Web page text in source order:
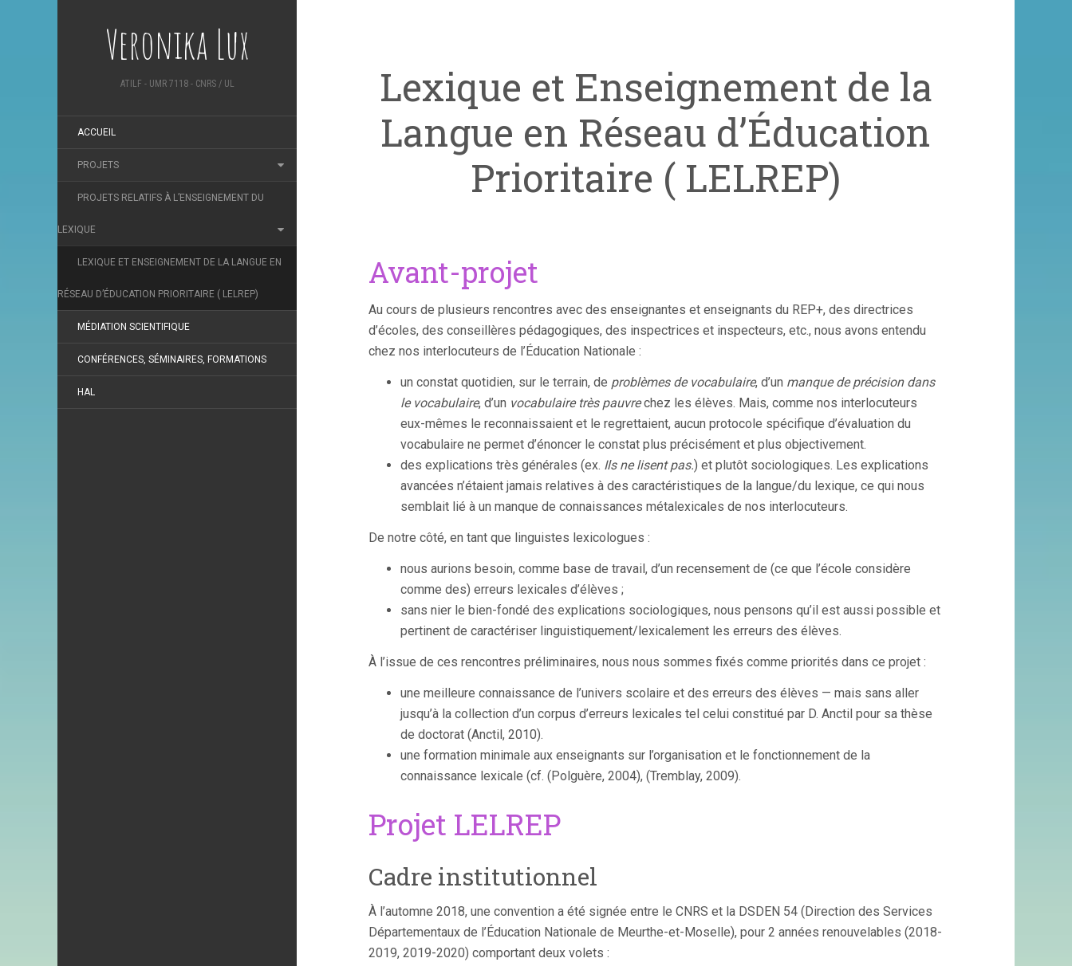
Veronika Lux
ATILF - UMR 7118 - CNRS / UL
ACCUEIL
PROJETS
PROJETS RELATIFS À L’ENSEIGNEMENT DU
LEXIQUE
LEXIQUE ET ENSEIGNEMENT DE LA LANGUE EN
RÉSEAU D’ÉDUCATION PRIORITAIRE ( LELREP)
MÉDIATION SCIENTIFIQUE
CONFÉRENCES, SÉMINAIRES, FORMATIONS
HAL
Lexique et Enseignement de la
Langue en Réseau d’Éducation
Prioritaire ( LELREP)
Avant-projet
Au cours de plusieurs rencontres avec des enseignantes et enseignants du REP+, des directrices
d’écoles, des conseillères pédagogiques, des inspectrices et inspecteurs, etc., nous avons entendu
chez nos interlocuteurs de l’Éducation Nationale :
un constat quotidien, sur le terrain, de problèmes de vocabulaire, d’un manque de précision dans
le vocabulaire, d’un vocabulaire très pauvrechez les élèves. Mais, comme nos interlocuteurs
eux-mêmes le reconnaissaient et le regrettaient, aucun protocole spécifique d’évaluation du
vocabulaire ne permet d’énoncer le constat plus précisément et plus objectivement.
des explications très générales (ex. Ils ne lisent pas.) et plutôt sociologiques. Les explications
avancées n’étaient jamais relatives à des caractéristiques de la langue/du lexique, ce qui nous
semblait lié à un manque de connaissances métalexicales de nos interlocuteurs.
De notre côté, en tant que linguistes lexicologues :
nous aurions besoin, comme base de travail, d’un recensement de (ce que l’école considère
comme des) erreurs lexicales d’élèves ;
sans nier le bien-fondé des explications sociologiques, nous pensons qu’il est aussi possible et
pertinent de caractériser linguistiquement/lexicalement les erreurs des élèves.
À l’issue de ces rencontres préliminaires, nous nous sommes fixés comme priorités dans ce projet :
une meilleure connaissance de l’univers scolaire et des erreurs des élèves — mais sans aller
jusqu’à la collection d’un corpus d’erreurs lexicales tel celui constitué par D. Anctil pour sa thèse
de doctorat (Anctil, 2010).
une formation minimale aux enseignants sur l’organisation et le fonctionnement de la
connaissance lexicale (cf. (Polguère, 2004), (Tremblay, 2009).
Projet LELREP
Cadre institutionnel
À l’automne 2018, une convention a été signée entre le CNRS et la DSDEN 54 (Direction des Services
Départementaux de l’Éducation Nationale de Meurthe-et-Moselle), pour 2 années renouvelables (2018-
2019, 2019-2020) comportant deux volets :